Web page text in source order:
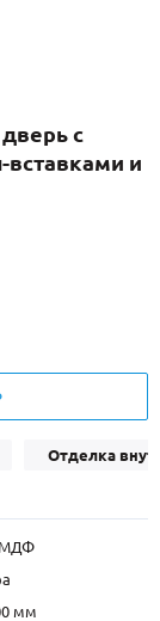
с
и
Отделка
МДФ
мм